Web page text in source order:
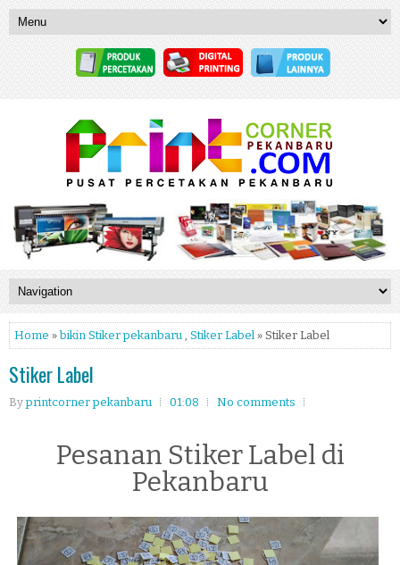
Home »bikin Stiker pekanbaru Stiker Label » Stiker Label
Stiker Label
Byprintcorner pekanbaru 01:08 No comments
Pesanan Stiker Label di
Pekanbaru